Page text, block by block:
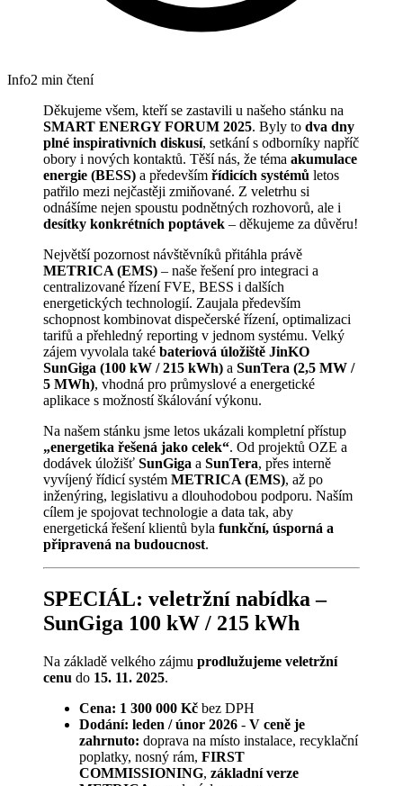
Info2 min čtení
Děkujeme všem, kteří se zastavili u našeho stánku na
SMART ENERGY FORUM 2025. Byly to dva dny
plné inspirativních diskusí, setkání s odborníky napříč
obory i nových kontaktů. Těší nás, že téma akumulace
energie (BESS) a především řídicích systémů letos
patřilo mezi nejčastěji zmiňované. Z veletrhu si
odnášíme nejen spoustu podnětných rozhovorů, ale i
desítky konkrétních poptávek – děkujeme za důvěru!
Největší pozornost návštěvníků přitáhla právě
METRICA (EMS) – naše řešení pro integraci a
centralizované řízení FVE, BESS i dalších
energetických technologií. Zaujala především
schopnost kombinovat dispečerské řízení, optimalizaci
tarifů a přehledný reporting v jednom systému. Velký
zájem vyvolala také bateriová úložiště JinKO
SunGiga (100 kW / 215 kWh) a SunTera (2,5 MW /
5 MWh), vhodná pro průmyslové a energetické
aplikace s možností škálování výkonu.
Na našem stánku jsme letos ukázali kompletní přístup
„energetika řešená jako celek“. Od projektů OZE a
dodávek úložišť SunGiga a SunTera, přes interně
vyvíjený řídicí systém METRICA (EMS), až po
inženýring, legislativu a dlouhodobou podporu. Naším
cílem je spojovat technologie a data tak, aby
energetická řešení klientů byla funkční, úsporná a
připravená na budoucnost.
SPECIÁL: veletržní nabídka –
SunGiga 100 kW / 215 kWh
Na základě velkého zájmu prodlužujeme veletržní
cenu do 15. 11. 2025.
Cena: 1 300 000 Kč bez DPH
Dodání: leden / únor 2026 - V ceně je
zahrnuto: doprava na místo instalace, recyklační
poplatky, nosný rám, FIRST
COMMISSIONING, základní verze